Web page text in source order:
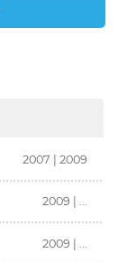
2007 | 2009
2009 | ...
2009 | ...